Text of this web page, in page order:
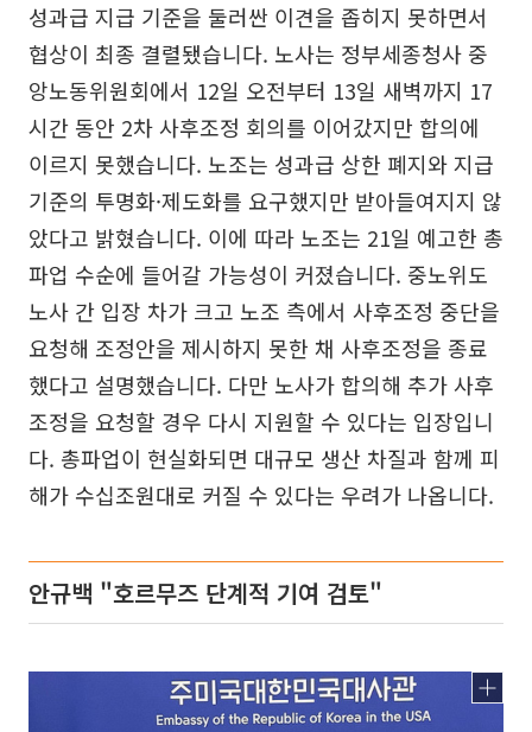
성과급 지급 기준을 둘러싼 이견을 좁히지 못하면서
협상이 최종 결렬됐습니다. 노사는 정부세종청사 중
앙노동위원회에서 12일 오전부터 13일 새벽까지 17
시간 동안 2차 사후조정 회의를 이어갔지만 합의에
이르지 못했습니다. 노조는 성과급 상한 폐지와 지급
기준의 투명화·제도화를 요구했지만 받아들여지지 않
았다고 밝혔습니다. 이에 따라 노조는 21일 예고한 총
파업 수순에 들어갈 가능성이 커졌습니다. 중노위도
노사 간 입장 차가 크고 노조 측에서 사후조정 중단을
요청해 조정안을 제시하지 못한 채 사후조정을 종료
했다고 설명했습니다. 다만 노사가 합의해 추가 사후
조정을 요청할 경우 다시 지원할 수 있다는 입장입니
다. 총파업이 현실화되면 대규모 생산 차질과 함께 피
해가 수십조원대로 커질 수 있다는 우려가 나옵니다.
안규백 "호르무즈 단계적 기여 검토"